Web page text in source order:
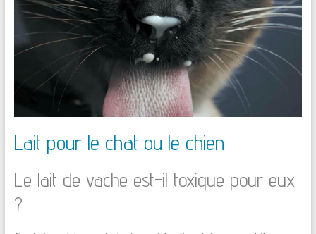
Lait pour le chat ou le chien
Le lait de vache est-il toxique pour eux
?